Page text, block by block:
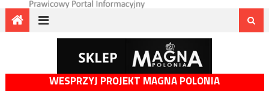
WESPRZYJ PROJEKT MAGNA POLONIA